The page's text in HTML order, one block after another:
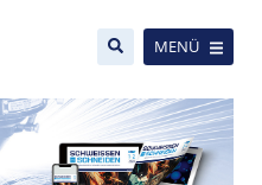
MENÜ